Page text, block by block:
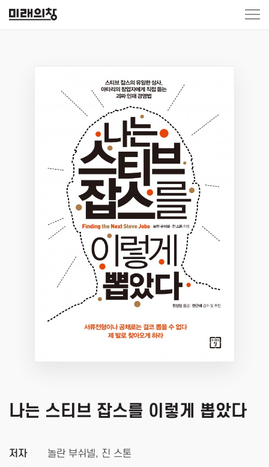
나는 스티브 잡스를 이렇게 뽑았다
저자
놀란 부쉬넬, 진 스톤